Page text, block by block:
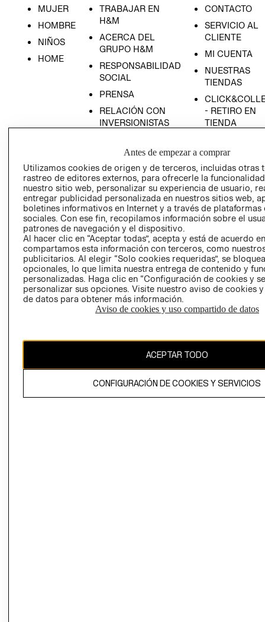
MUJER
HOMBRE
NIÑOS
HOME
TRABAJAR EN
H&M
ACERCA DEL
GRUPO H&M
RESPONSABILIDAD
SOCIAL
PRENSA
RELACIÓN CON
INVERSIONISTAS
EMPRESARIAL
CONTACTO
SERVICIO AL
CLIENTE
MI CUENTA
NUESTRAS
TIENDAS
- RETIRO EN
TIENDA
CONDICIONES
AVISO DE
PRIVACIDAD
GIFT CARD
AVISO DE
COOKIES
El contenido de esta página web está protegido por copyright y es
Antes de empezar a comprar
Utilizamos cookies de origen y de terceros, incluidas otras
rastreo de editores externos, para ofrecerle la
nuestro sitio web, personalizar su experiencia de usuario,
entregar publicidad personalizada en nuestros sitios web,
boletines informativos en Internet y a través de plataformas
sociales. Con ese fin, recopilamos información sobre el
patrones de navegación y el dispositivo.
Al hacer clic en “Aceptar todas”, acepta y está de acuerdo
compartamos esta información con terceros, como
publicitarios. Al elegir “Solo cookies requeridas”, se
opcionales, lo que limita nuestra entrega de contenido y
personalizadas. Haga clic en “Configuración de cookies y
personalizar sus opciones. Visite nuestro aviso de cookies
de datos para obtener más información.
Aviso de cookies y uso compartido de datos
ACEPTAR TODO
CONFIGURACIÓN DE COOKIES Y SERVICIOS